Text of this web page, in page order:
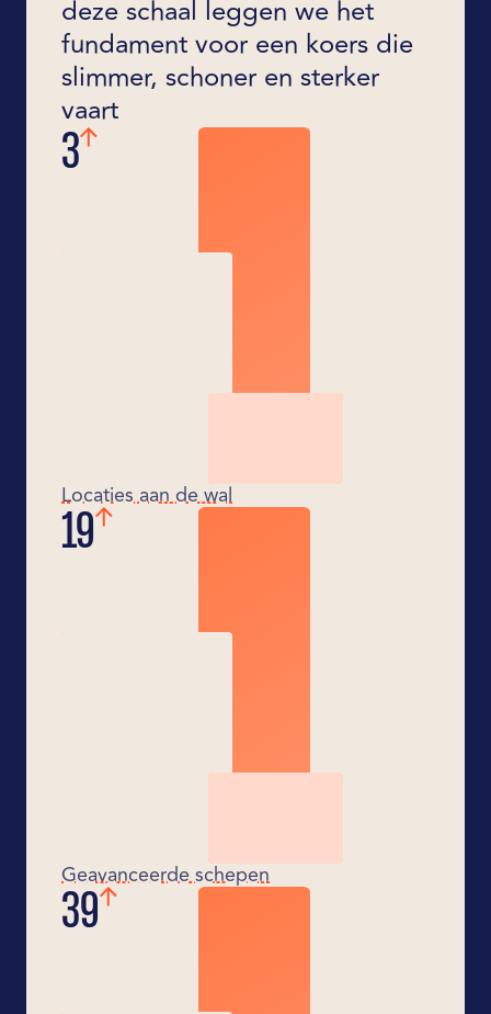
deze schaal leggen we het
fundament voor een koers die
slimmer, schoner en sterker
vaart
3
Locaties aan de wal
20
Geavanceerde schepen
40